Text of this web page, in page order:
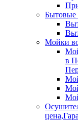
Бытовые
Мойки
в